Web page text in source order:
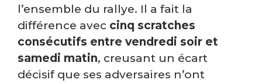
l’ensemble du rallye. Il a fait la
différence avec cinq scratches
consécutifs entre vendredi soir et
samedi matin, creusant un écart
décisif que ses adversaires n’ont